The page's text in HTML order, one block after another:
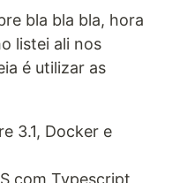
bla bla bla, hora
listei ali nos
é utilizar as
3.1, Docker e
com Typescript